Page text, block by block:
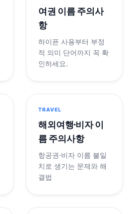
여권 이름 주의사
항
하이픈 사용부터 부정
적 의미 단어까지 꼭 확
인하세요.
TRAVEL
해외여행·비자 이
름 주의사항
항공권·비자 이름 불일
치로 생기는 문제와 해
결법